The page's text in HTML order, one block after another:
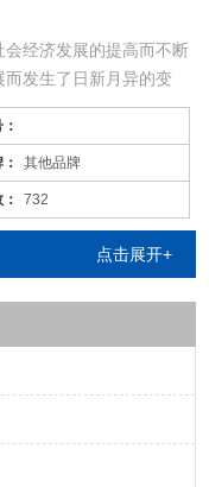
经济发展的提高而不断
发生了日新月异的变
发展着。尤其现在的化
工艺是不能将废水中所
水处理到排放标准难度
难降解有机物，可生化
其他品牌
732
点击展开+